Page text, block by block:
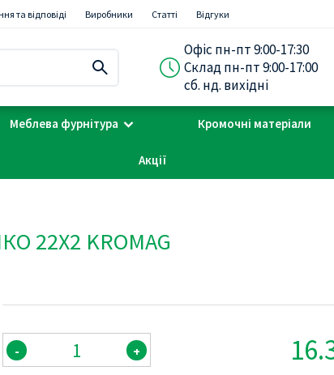
та відповіді Виробники Статті Відгуки
Офіс пн-пт 9:00-17:30
Склад пн-пт 9:00-17:00
сб. нд. вихідні
Меблева фурнітура Кромочні матеріали
Акції
22Х2 KROMAG
- +